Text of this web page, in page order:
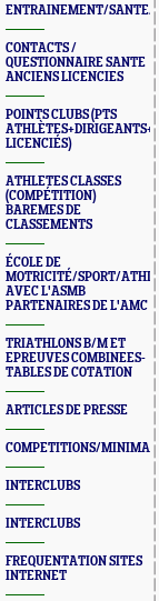
ENTRAINEMENT/SANTE/
CONTACTS /
QUESTIONNAIRE SANTE
ANCIENS LICENCIES
POINTS CLUBS (PTS
LICENCIÉS)
ATHLETES CLASSES
(COMPÉTITION)
BAREMES DE
CLASSEMENTS
ÉCOLE DE
MOTRICITÉ/SPORT/ATHLÉ
AVEC L'ASMB
PARTENAIRES DE L'AMC
TRIATHLONS B/M ET
EPREUVES COMBINEES-
TABLES DE COTATION
ARTICLES DE PRESSE
COMPETITIONS/MINIMAS/
INTERCLUBS
INTERCLUBS
FREQUENTATION SITES
INTERNET